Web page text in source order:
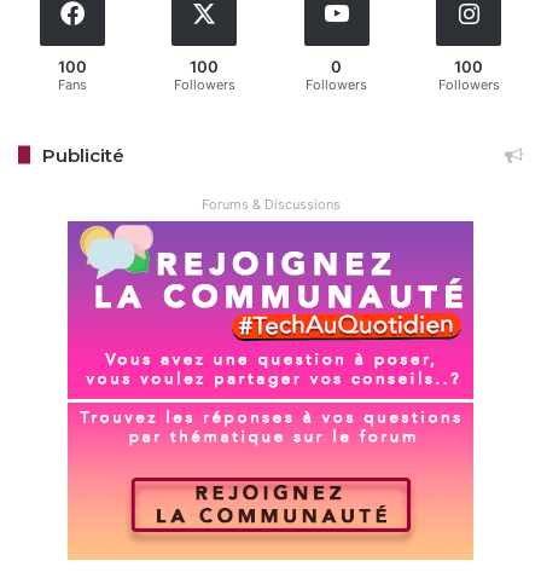
100
Fans
100
Followers
0
Followers
100
Followers
Publicité
Forums & Discussions